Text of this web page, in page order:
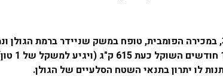
לו יתרון בתנאי השטח הסלעיים של הגולן.